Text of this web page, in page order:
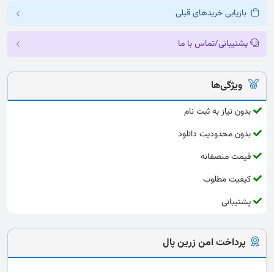
بازیابی خریدهای قبلی
پشتیبانی/تماس با ما
ویژگی‌ها
بدون نیاز به ثبت نام
بدون محدودیت دانلود
قیمت منصفانه
کیفیت مطلوب
پشتیبانی
پرداخت امن زرین پال